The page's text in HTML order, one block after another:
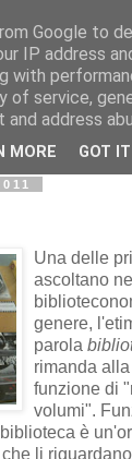
delle arti
Una delle
ascoltano
genere,
parola
rimanda
funzione di
volumi".
è
li
Google to
IP address
with
of service,
address
MORE GOT IT